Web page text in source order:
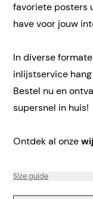
favoriete posters
have voor jouw
In diverse
inlijstservice
Bestel nu en
supersnel in huis!
Ontdek al onze
Size guide